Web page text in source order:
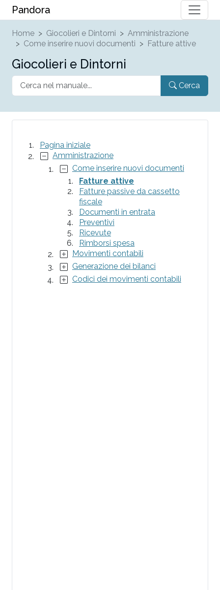
Pandora
Home Giocolieri e Dintorni
Amministrazione
Come inserire nuovi documenti
Fatture attive
Giocolieri e Dintorni
Cerca
Pagina iniziale
Amministrazione
Come inserire nuovi documenti
Fatture attive
Fatture passive da cassetto
fiscale
Documenti in entrata
Preventivi
Ricevute
Rimborsi spesa
Movimenti contabili
Generazione dei bilanci
Codici dei movimenti contabili